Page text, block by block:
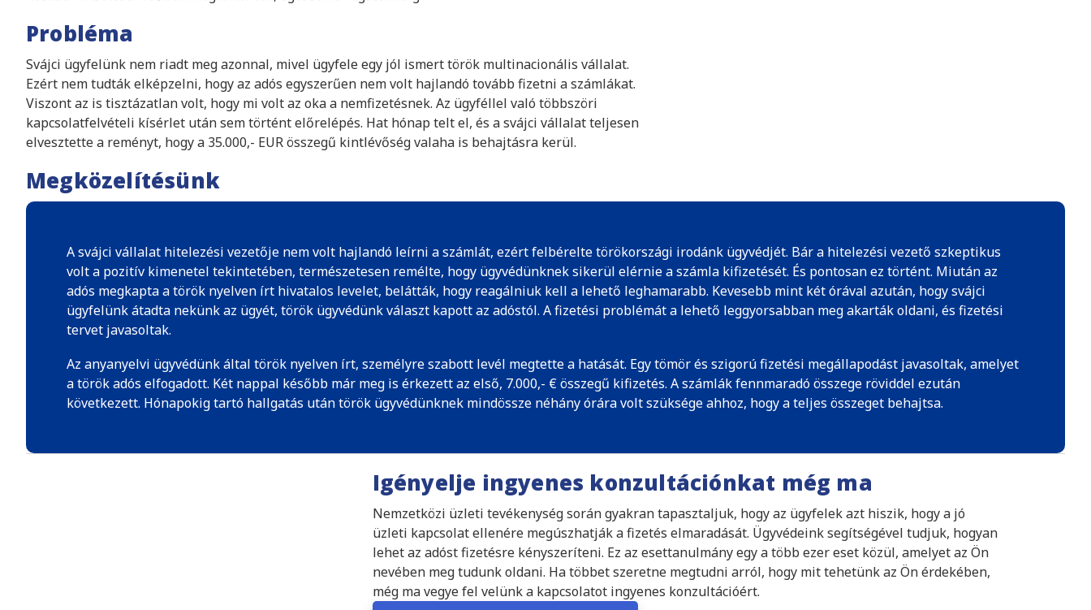
Probléma
Svájci ügyfelünk nem riadt meg azonnal, mivel ügyfele egy jól ismert török multinacionális vállalat.
Ezért nem tudták elképzelni, hogy az adós egyszerűen nem volt hajlandó tovább fizetni a számlákat.
Viszont az is tisztázatlan volt, hogy mi volt az oka a nemfizetésnek. Az ügyféllel való többszöri
kapcsolatfelvételi kísérlet után sem történt előrelépés. Hat hónap telt el, és a svájci vállalat teljesen
elvesztette a reményt, hogy a 35.000,- EUR összegű kintlévőség valaha is behajtásra kerül.
Megközelítésünk
A svájci vállalat hitelezési vezetője nem volt hajlandó leírni a számlát, ezért felbérelte törökországi irodánk ügyvédjét. Bár a hitelezési vezető szkeptikus
volt a pozitív kimenetel tekintetében, természetesen remélte, hogy ügyvédünknek sikerül elérnie a számla kifizetését. És pontosan ez történt. Miután az
adós megkapta a török nyelven írt hivatalos levelet, belátták, hogy reagálniuk kell a lehető leghamarabb. Kevesebb mint két órával azután, hogy svájci
ügyfelünk átadta nekünk az ügyét, török ügyvédünk választ kapott az adóstól. A fizetési problémát a lehető leggyorsabban meg akarták oldani, és fizetési
tervet javasoltak.
Az anyanyelvi ügyvédünk által török nyelven írt, személyre szabott levél megtette a hatását. Egy tömör és szigorú fizetési megállapodást javasoltak, amelyet
a török adós elfogadott. Két nappal később már meg is érkezett az első, 7.000,- € összegű kifizetés. A számlák fennmaradó összege röviddel ezután
következett. Hónapokig tartó hallgatás után török ügyvédünknek mindössze néhány órára volt szüksége ahhoz, hogy a teljes összeget behajtsa.
Igényelje ingyenes konzultációnkat még ma
Nemzetközi üzleti tevékenység során gyakran tapasztaljuk, hogy az ügyfelek azt hiszik, hogy a jó
üzleti kapcsolat ellenére megúszhatják a fizetés elmaradását. Ügyvédeink segítségével tudjuk, hogyan
lehet az adóst fizetésre kényszeríteni. Ez az esettanulmány egy a több ezer eset közül, amelyet az Ön
nevében meg tudunk oldani. Ha többet szeretne megtudni arról, hogy mit tehetünk az Ön érdekében,
még ma vegye fel velünk a kapcsolatot ingyenes konzultációért.